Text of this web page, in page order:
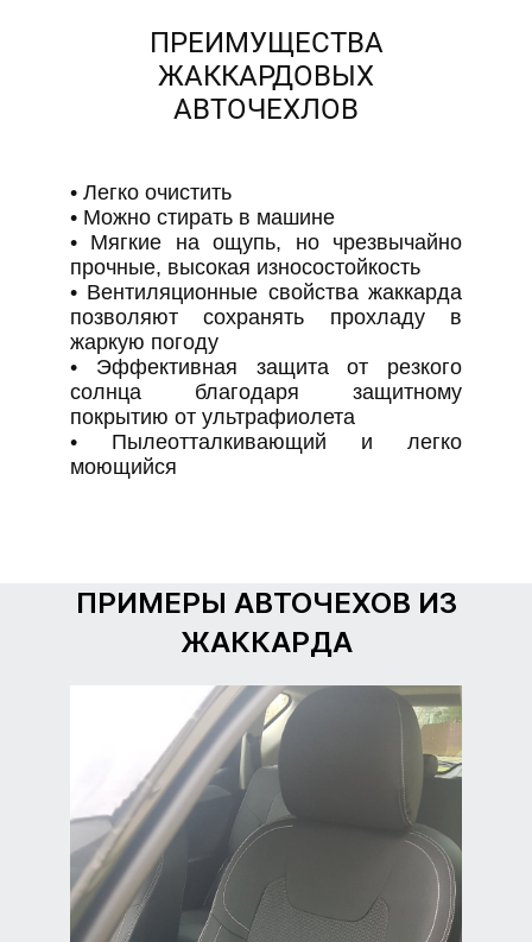
ПРЕИМУЩЕСТВА
ЖАККАРДОВЫХ
АВТОЧЕХЛОВ
• Легко очистить
​• Можно стирать в машине
​• Мягкие на ощупь, но чрезвычайно
прочные, высокая износостойкость
• Вентиляционные свойства жаккарда
позволяют сохранять прохладу в
жаркую погоду
• Эффективная защита от резкого
солнца благодаря защитному
покрытию от ультрафиолета
• Пылеотталкивающий и легко
моющийся
ПРИМЕРЫ АВТОЧЕХОВ ИЗ
ЖАККАРДА